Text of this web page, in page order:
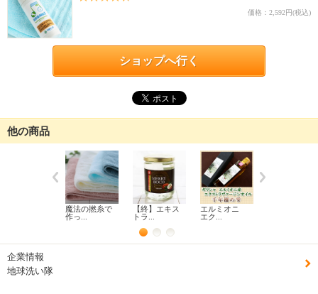
価格：2,592円(税込)
ショップへ行く
他の商品
魔法の撚糸で
作っ...
【終】エキス
トラ...
エルミオニ
エク...
企業情報
地球洗い隊